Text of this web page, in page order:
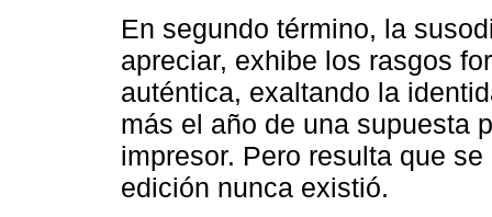
En segundo término, la
apreciar, exhibe los rasgos
auténtica, exaltando la
más el año de una supuesta
impresor. Pero resulta que
edición nunca existió.